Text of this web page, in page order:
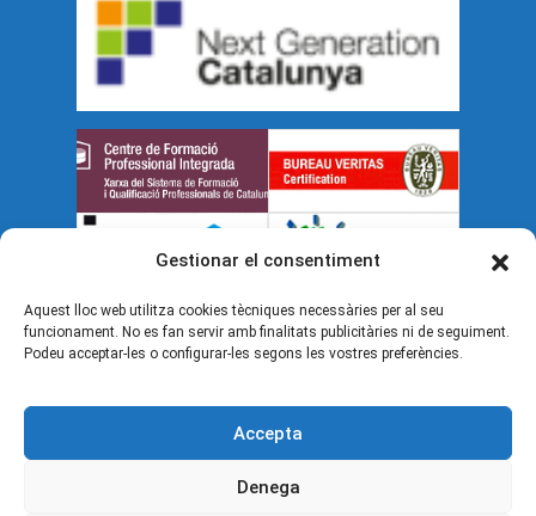
Gestionar el consentiment
Aquest lloc web utilitza cookies tècniques necessàries per al seu
funcionament. No es fan servir amb finalitats publicitàries ni de seguiment.
Podeu acceptar-les o configurar-les segons les vostres preferències.
Accepta
Denega